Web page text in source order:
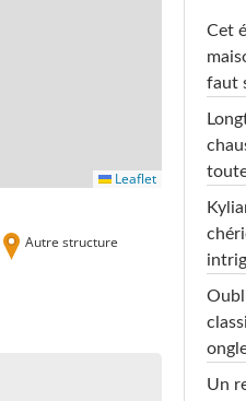
Leaflet
Autre structure
Cet
faut
Un